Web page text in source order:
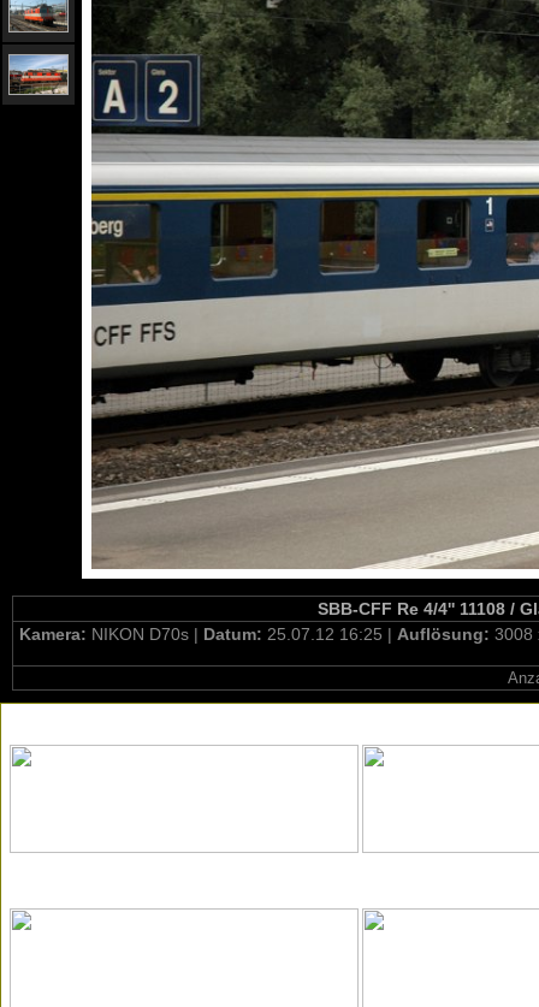
SBB-CFF Re 4/4'' 11108 /
Kamera: NIKON D70s | Datum: 25.07.12 16:25 | Auflösung: 3008